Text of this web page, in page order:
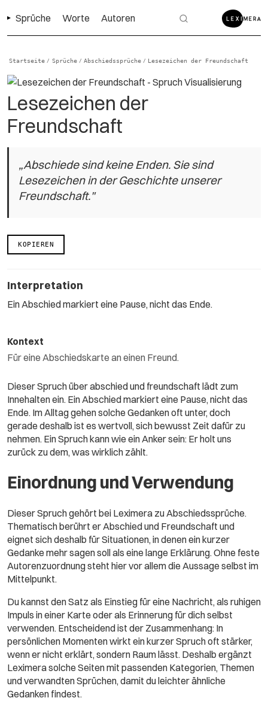
Sprüche Worte Autoren
Startseite / Sprüche / Abschiedssprüche / Lesezeichen der Freundschaft
Lesezeichen der
Freundschaft
„Abschiede sind keine Enden. Sie sind
Lesezeichen in der Geschichte unserer
Freundschaft."
KOPIEREN
Interpretation
Ein Abschied markiert eine Pause, nicht das Ende.
Kontext
Für eine Abschiedskarte an einen Freund.
Dieser Spruch über abschied und freundschaft lädt zum
Innehalten ein. Ein Abschied markiert eine Pause, nicht das
Ende. Im Alltag gehen solche Gedanken oft unter, doch
gerade deshalb ist es wertvoll, sich bewusst Zeit dafür zu
nehmen. Ein Spruch kann wie ein Anker sein: Er holt uns
zurück zu dem, was wirklich zählt.
Einordnung und Verwendung
Dieser Spruch gehört bei Leximera zu Abschiedssprüche.
Thematisch berührt er Abschied und Freundschaft und
eignet sich deshalb für Situationen, in denen ein kurzer
Gedanke mehr sagen soll als eine lange Erklärung. Ohne feste
Autorenzuordnung steht hier vor allem die Aussage selbst im
Mittelpunkt.
Du kannst den Satz als Einstieg für eine Nachricht, als ruhigen
Impuls in einer Karte oder als Erinnerung für dich selbst
verwenden. Entscheidend ist der Zusammenhang: In
persönlichen Momenten wirkt ein kurzer Spruch oft stärker,
wenn er nicht erklärt, sondern Raum lässt. Deshalb ergänzt
Leximera solche Seiten mit passenden Kategorien, Themen
und verwandten Sprüchen, damit du leichter ähnliche
Gedanken findest.